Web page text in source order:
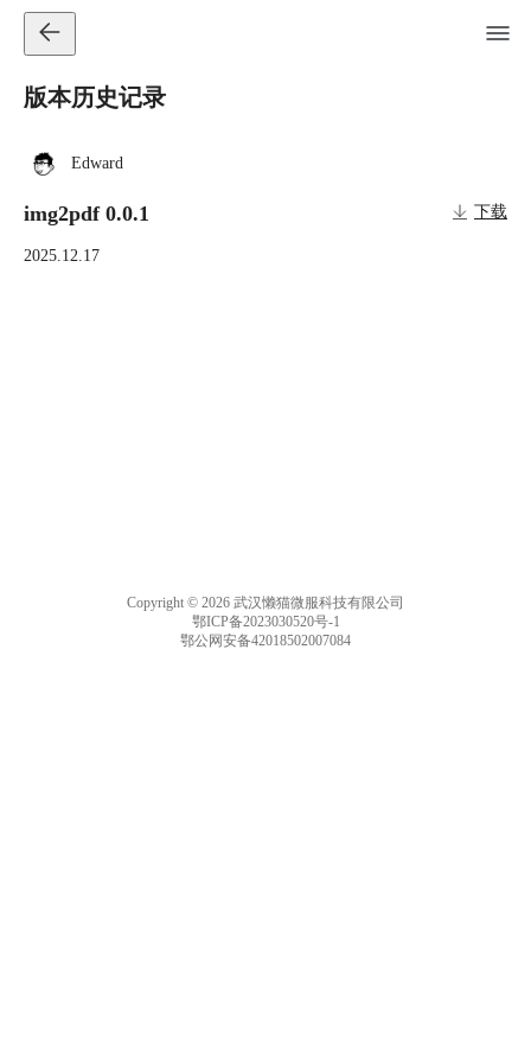
版本历史记录
Edward
img2pdf 0.0.1 下载
2025.12.17
Copyright © 2026 武汉懒猫微服科技有限公司
鄂ICP备2023030520号-1
鄂公网安备42018502007084